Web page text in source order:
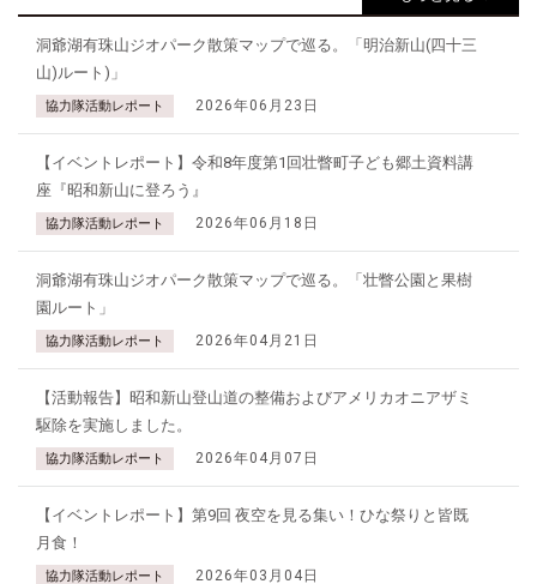
洞爺湖有珠山ジオパーク散策マップで巡る。「明治新山(四十三
山)ルート)」
協力隊活動レポート 2026年06月23日
【イベントレポート】令和8年度第1回壮瞥町子ども郷土資料講
座『昭和新山に登ろう』
協力隊活動レポート 2026年06月18日
洞爺湖有珠山ジオパーク散策マップで巡る。「壮瞥公園と果樹
園ルート」
協力隊活動レポート 2026年04月21日
【活動報告】昭和新山登山道の整備およびアメリカオニアザミ
駆除を実施しました。
協力隊活動レポート 2026年04月07日
【イベントレポート】第9回 夜空を見る集い！ひな祭りと皆既
月食！
協力隊活動レポート 2026年03月04日